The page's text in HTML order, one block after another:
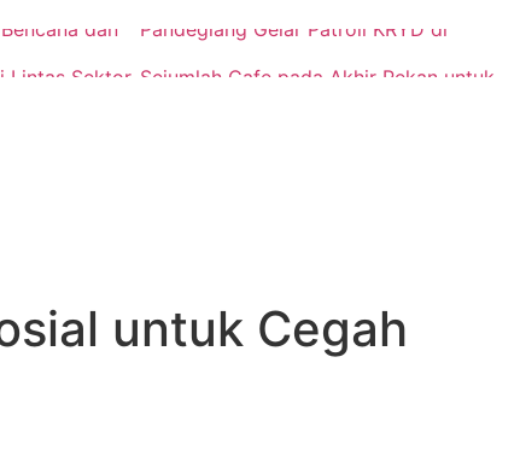
dan
Lintas Sektor
Pandeglang Gelar Patroli KRYD di
Sejumlah Cafe pada Akhir Pekan untuk
untuk Cegah